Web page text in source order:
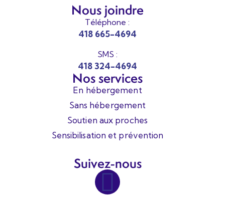
Nous joindre
Téléphone :
418 665-4694
SMS :
418 324-4694
Nos services
En hébergement
Sans hébergement
Soutien aux proches
Sensibilisation et prévention
Suivez-nous